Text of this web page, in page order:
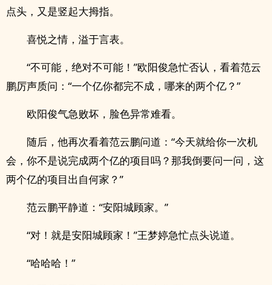
点头，又是竖起大拇指。
喜悦之情，溢于言表。
“不可能，绝对不可能！”欧阳俊急忙否认，看着范云
鹏厉声质问：“一个亿你都完不成，哪来的两个亿？”
欧阳俊气急败坏，脸色异常难看。
随后，他再次看着范云鹏问道：“今天就给你一次机
会，你不是说完成两个亿的项目吗？那我倒要问一问，这
两个亿的项目出自何家？”
范云鹏平静道：“安阳城顾家。”
“对！就是安阳城顾家！”王梦婷急忙点头说道。
“哈哈哈！”